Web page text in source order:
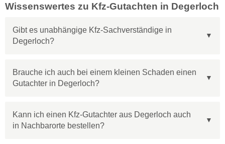
Wissenswertes zu Kfz-Gutachten in Degerloch
Gibt es unabhängige Kfz-Sachverständige in
Degerloch?
Brauche ich auch bei einem kleinen Schaden einen
Gutachter in Degerloch?
Kann ich einen Kfz-Gutachter aus Degerloch auch
in Nachbarorte bestellen?